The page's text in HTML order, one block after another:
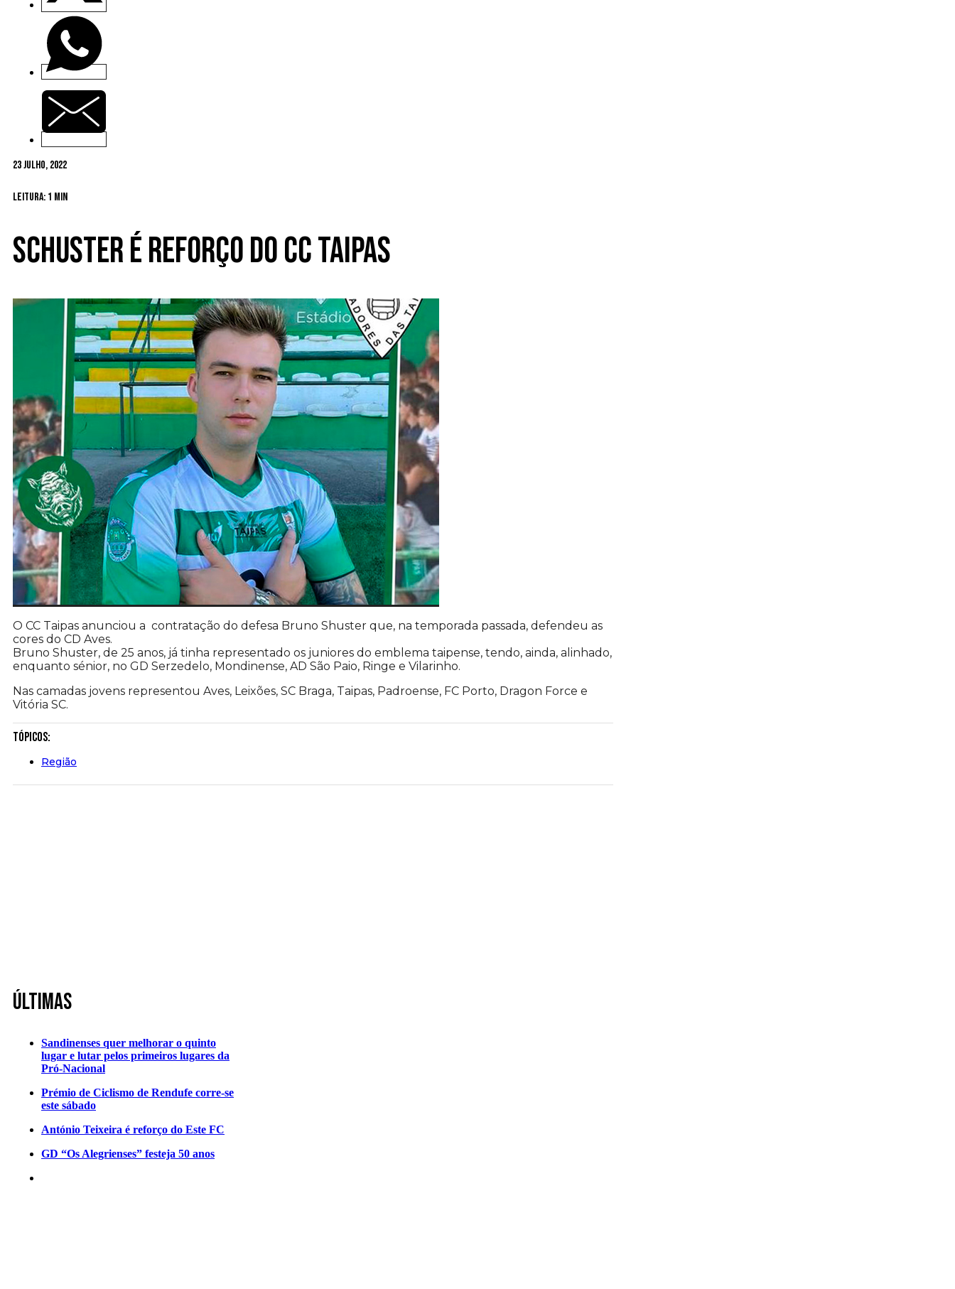
23 Julho, 2022
Leitura: 1 min
Schuster é reforço do CC Taipas
O CC Taipas anunciou a contratação do defesa Bruno Shuster que, na temporada passada, defendeu as
cores do CD Aves.
Bruno Shuster, de 25 anos, já tinha representado os juniores do emblema taipense, tendo, ainda, alinhado,
enquanto sénior, no GD Serzedelo, Mondinense, AD São Paio, Ringe e Vilarinho.
Nas camadas jovens representou Aves, Leixões, SC Braga, Taipas, Padroense, FC Porto, Dragon Force e
Vitória SC.
Tópicos:
Região
Últimas
Sandinenses quer melhorar o quinto
lugar e lutar pelos primeiros lugares da
Pró-Nacional
Prémio de Ciclismo de Rendufe corre-se
este sábado
António Teixeira é reforço do Este FC
GD “Os Alegrienses” festeja 50 anos